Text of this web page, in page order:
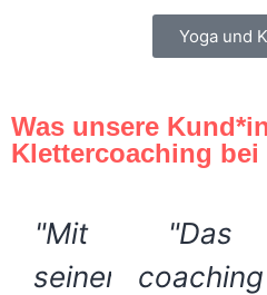
Yoga und
Was unsere
Klettercoaching bei
"Mit
seiner
"Das
coaching